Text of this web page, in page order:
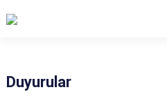
Duyurular